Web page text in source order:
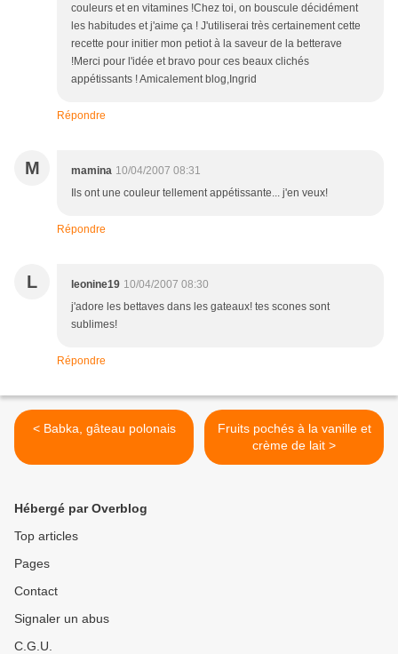
couleurs et en vitamines !Chez toi, on bouscule décidément
les habitudes et j'aime ça ! J'utiliserai très certainement cette
recette pour initier mon petiot à la saveur de la betterave
!Merci pour l'idée et bravo pour ces beaux clichés
appétissants ! Amicalement blog,Ingrid
Répondre
M mamina 10/04/2007 08:31
Ils ont une couleur tellement appétissante... j'en veux!
Répondre
L leonine19 10/04/2007 08:30
j'adore les bettaves dans les gateaux! tes scones sont
sublimes!
Répondre
< Babka, gâteau polonais
Fruits pochés à la vanille et
crème de lait >
Hébergé par Overblog
Top articles
Pages
Contact
Signaler un abus
C.G.U.